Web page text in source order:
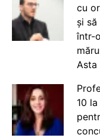
cu
și
într-
Asta
10